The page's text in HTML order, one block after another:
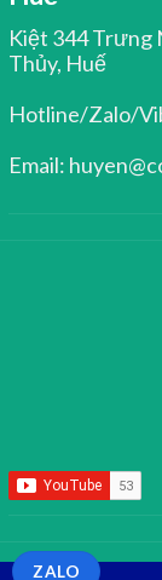
Kiệt 344 Trưng
Thủy, Huế
Hotline/Zalo/
Email:
ZALO